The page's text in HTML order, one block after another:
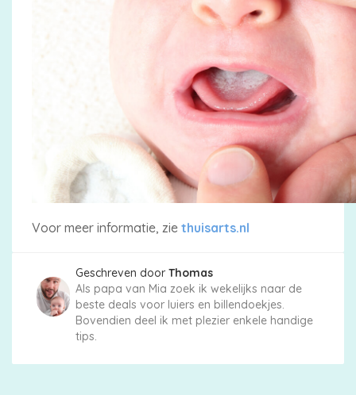
Voor meer informatie, zie thuisarts.nl
Geschreven door Thomas
Als papa van Mia zoek ik wekelijks naar de
beste deals voor luiers en billendoekjes.
Bovendien deel ik met plezier enkele handige
tips.